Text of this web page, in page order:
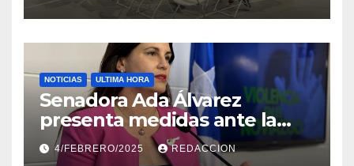
NOTICIAS ULTIMA HORA
Senadora Ada Álvarez
presenta medidas ante la
violencia en el noviazgo
4/FEBRERO/2025 REDACCION